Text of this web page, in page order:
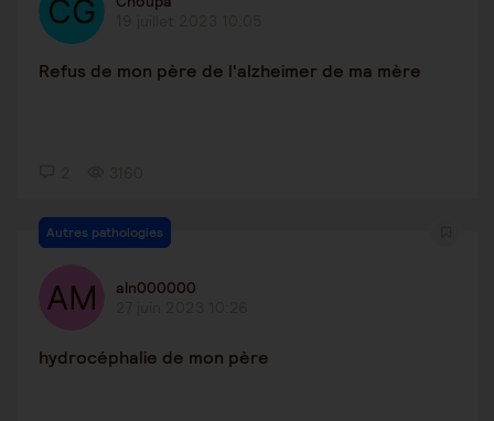
Refus de mon père de l'alzheimer de ma mère
Autres pathologies
aln000000
hydrocéphalie de mon père